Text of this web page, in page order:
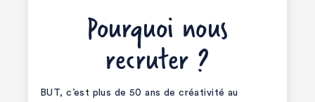
Pourquoi nous
recruter ?
BUT, c’est plus de 50 ans de créativité au